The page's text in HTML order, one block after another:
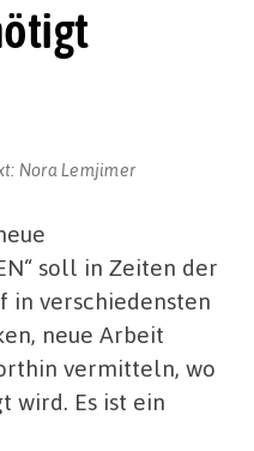
Nora Lemjimer
soll in Zeiten der
in verschiedensten
neue Arbeit
vermitteln, wo
wird. Es ist ein